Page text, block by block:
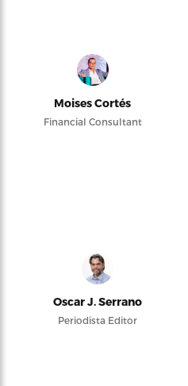
Moises Cortés
Financial Consultant
Oscar J. Serrano
Periodista Editor